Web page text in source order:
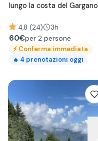
lungo la costa del Gargano
4,8 (24) 3h
60€per 2 persone
⚡Conferma immediata
🔥 4 prenotazioni oggi